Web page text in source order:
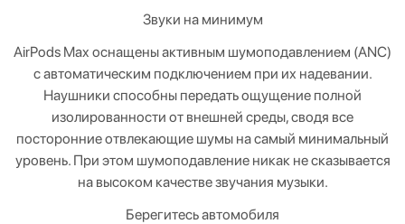
Звуки на минимум
AirPods Max оснащены активным шумоподавлением (ANC)
с автоматическим подключением при их надевании.
Наушники способны передать ощущение полной
изолированности от внешней среды, сводя все
посторонние отвлекающие шумы на самый минимальный
уровень. При этом шумоподавление никак не сказывается
на высоком качестве звучания музыки.
Берегитесь автомобиля